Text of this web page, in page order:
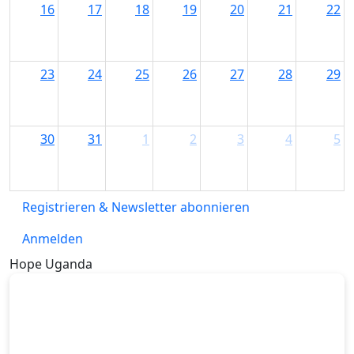
16 17 18 19 20 21 22
23 24 25 26 27 28 29
30 31 1 2 3 4 5
Registrieren & Newsletter abonnieren
Anmelden
Hope Uganda